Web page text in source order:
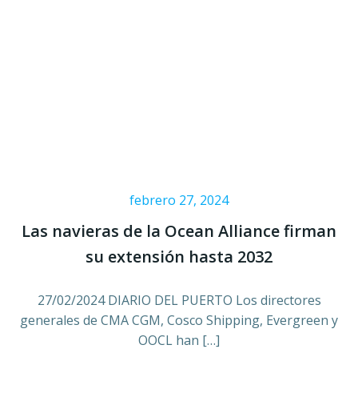
febrero 27, 2024
Las navieras de la Ocean Alliance firman
su extensión hasta 2032
27/02/2024 DIARIO DEL PUERTO Los directores
generales de CMA CGM, Cosco Shipping, Evergreen y
OOCL han […]